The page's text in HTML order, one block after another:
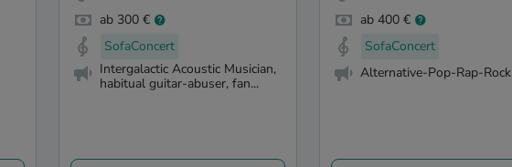
ab 300 €
SofaConcert
Intergalactic Acoustic Musician,
habitual guitar-abuser, fan...
ab 400 €
SofaConcert
Alternative-Pop-Rap-Rock